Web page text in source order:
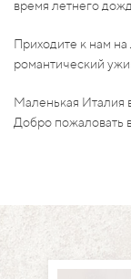
время летнего
Приходите к нам
романтический
Маленькая Италия
Добро пожаловать